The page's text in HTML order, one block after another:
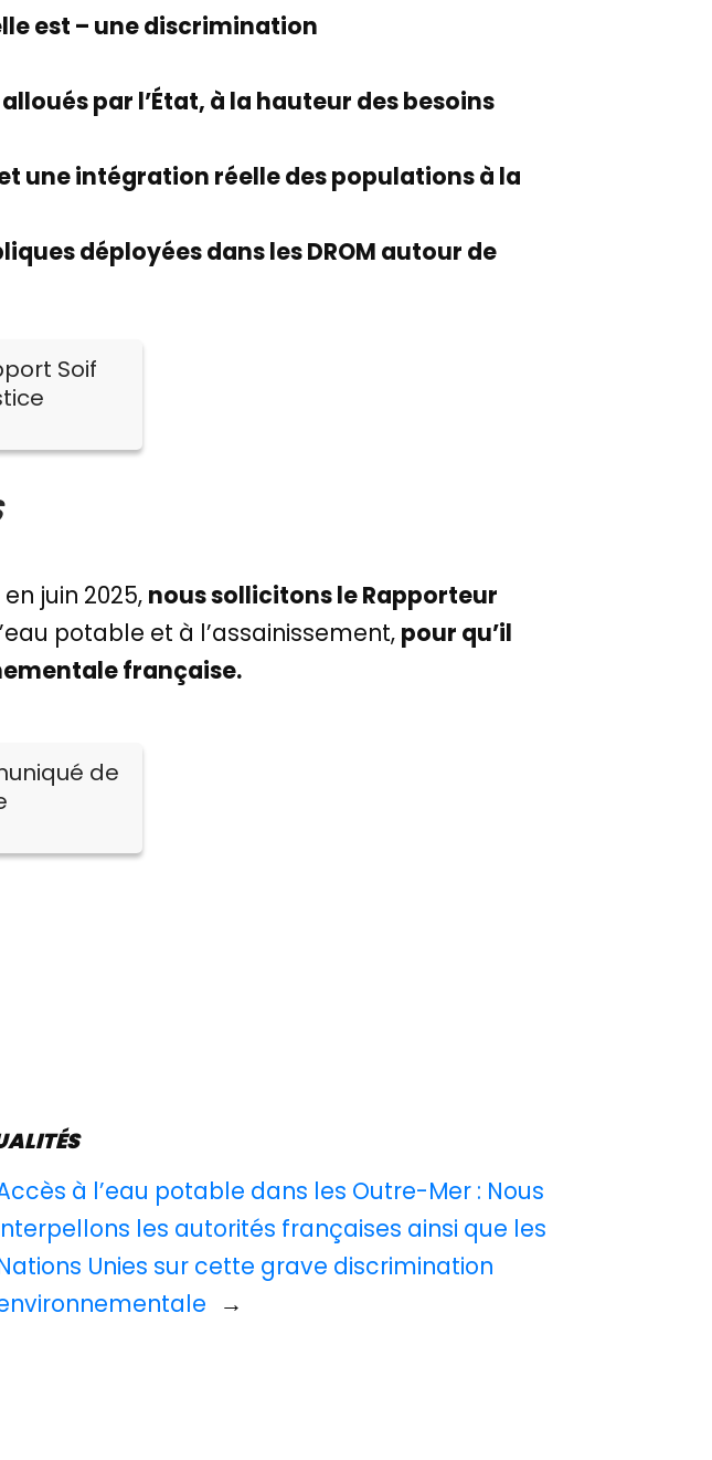
est – une discrimination
par l’État, à la hauteur des besoins
une intégration réelle des populations à la
déployées dans les DROM autour de
Soif
juin 2025, nous sollicitons le Rapporteur
potable et à l’assainissement, pour qu’il
française.
de
à l’eau potable dans les Outre-Mer : Nous
les autorités françaises ainsi que les
Unies sur cette grave discrimination
→